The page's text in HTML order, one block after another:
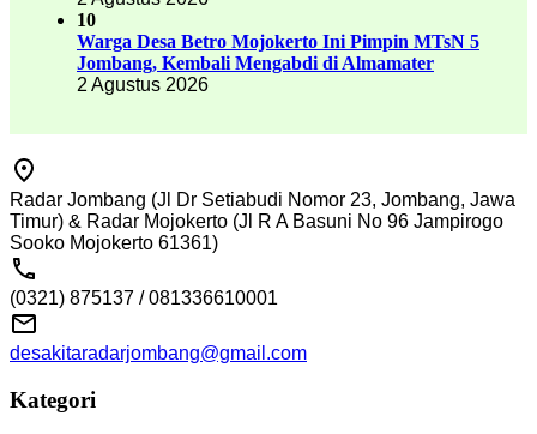
10
Warga Desa Betro Mojokerto Ini Pimpin MTsN 5
Jombang, Kembali Mengabdi di Almamater
2 Agustus 2026
Radar Jombang (Jl Dr Setiabudi Nomor 23, Jombang, Jawa
Timur) & Radar Mojokerto (Jl R A Basuni No 96 Jampirogo
Sooko Mojokerto 61361)
(0321) 875137 / 081336610001
desakitaradarjombang@gmail.com
Kategori